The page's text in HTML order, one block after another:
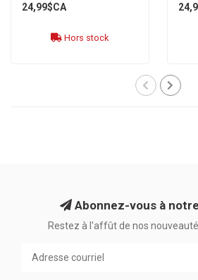
24,99$CA
Hors stock
Abonnez-vous à
Restez à l'affût de nos